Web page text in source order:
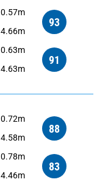
0.57m
4.66m
93
0.63m
4.63m
91
0.72m
4.58m
88
0.78m
4.46m
83